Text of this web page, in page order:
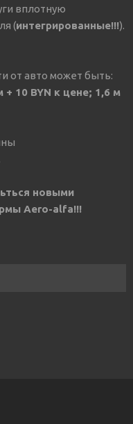
вплотную
(интегрированные!!!).
от авто может быть:
+ 10 BYN к цене; 1,6 м
новыми
Aero-alfa!!!